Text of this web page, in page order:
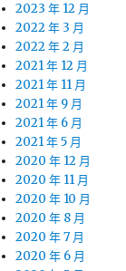
2023 年 12 月
2022 年 3 月
2022 年 2 月
2021 年 12 月
2021 年 11 月
2021 年 9 月
2021 年 6 月
2021 年 5 月
2020 年 12 月
2020 年 11 月
2020 年 10 月
2020 年 8 月
2020 年 7 月
2020 年 6 月